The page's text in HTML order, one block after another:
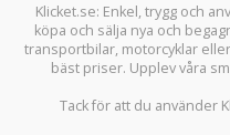
Klicket.se: Enkel, trygg och
köpa och sälja nya och
transportbilar, motorcyklar
bäst priser. Upplev våra
Tack för att du använder